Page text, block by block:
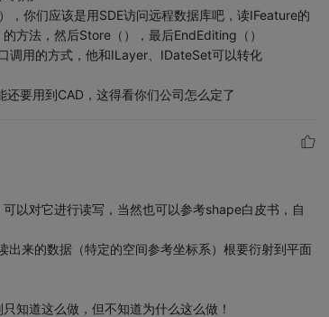
你们应该是用SDE访问远程数据库吧，读IFeature的
方法，然后Store（），最后EndEditing（）
调用的方式，他和ILayer、IDateSet可以转化
要用到CAD，这得看你们公司怎么定了
以对它进行读写，当然也可以参考shape白皮书，自
来的数据（特定的空间参考坐标系）根要衍射到平面
知道这么做，但不知道为什么这么做！